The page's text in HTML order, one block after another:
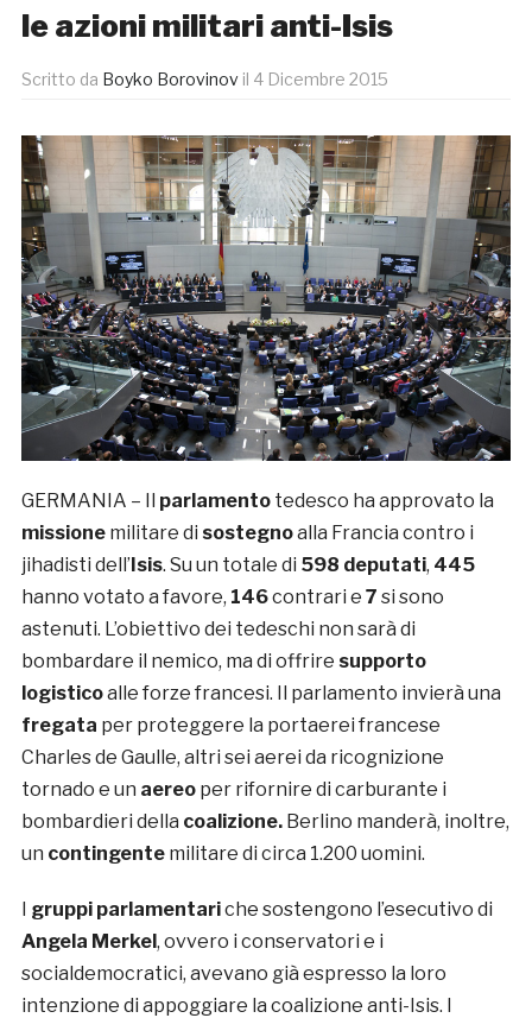
le azioni militari anti-Isis
Scritto da Boyko Borovinov il 4 Dicembre 2015
GERMANIA – Il parlamentotedesco ha approvato la
missionemilitare di sostegnoalla Francia contro i
jihadisti dell’Isis. Su un totale di 598 deputati, 445
hanno votato a favore, 146contrari e 7 si sono
astenuti. L’obiettivo dei tedeschi non sarà di
bombardare il nemico, ma di offrire supporto
logisticoalle forze francesi. Il parlamento invierà una
fregata per proteggere la portaerei francese
Charles de Gaulle, altri sei aerei da ricognizione
tornado e un aereoper rifornire di carburante i
bombardieri della coalizione.Berlino manderà, inoltre,
un contingentemilitare di circa 1.200 uomini.
I gruppi parlamentariche sostengono l’esecutivo di
Angela Merkel, ovvero i conservatori e i
socialdemocratici, avevano già espresso la loro
intenzione di appoggiare la coalizione anti-Isis. I